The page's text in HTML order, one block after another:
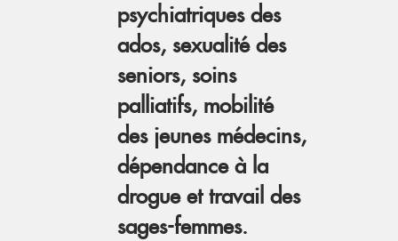
psychiatriques des
ados, sexualité des
seniors, soins
palliatifs, mobilité
des jeunes médecins,
dépendance à la
drogue et travail des
sages-femmes.